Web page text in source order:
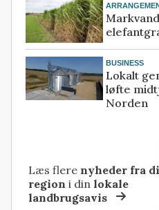
BUSINESS
Lokalt
løfte
Norden
Læs flere nyheder fra
region i dinlokale
landbrugsavis